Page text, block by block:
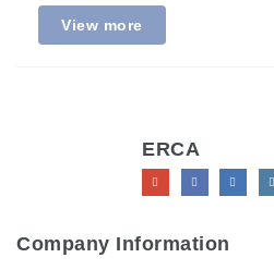
View more
ERCA
Company Information